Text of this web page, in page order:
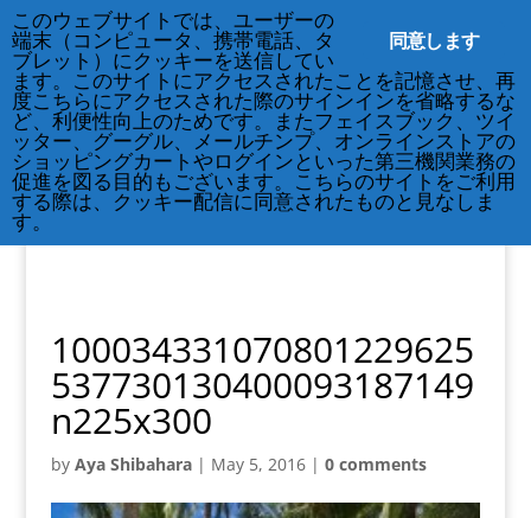
212-677-8621
info@crsny.org
100034331070801229625
537730130400093187149
n225x300
by Aya Shibahara| May 5, 2016| 0 comments
同意します
このウェブサイトでは、ユーザーの
端末（コンピュータ、携帯電話、タ
ブレット）にクッキーを送信してい
ます。このサイトにアクセスされたことを記憶させ、再
度こちらにアクセスされた際のサインインを省略するな
ど、利便性向上のためです。またフェイスブック、ツイ
ッター、グーグル、メールチンプ、オンラインストアの
ショッピングカートやログインといった第三機関業務の
促進を図る目的もございます。こちらのサイトをご利用
する際は、クッキー配信に同意されたものと見なしま
す。